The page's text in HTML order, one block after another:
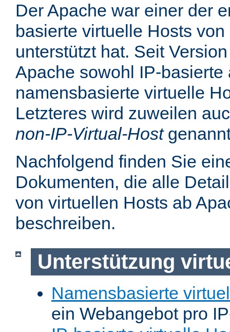
Der Apache war einer der
basierte virtuelle Hosts
unterstützt hat. Seit
Apache sowohl IP-basierte
namensbasierte virtuelle
Letzteres wird zuweilen
non-IP-Virtual-Host
Nachfolgend finden Sie
Dokumenten, die alle
von virtuellen Hosts ab
beschreiben.
Unterstützung
Namensbasierte
ein Webangebot pro